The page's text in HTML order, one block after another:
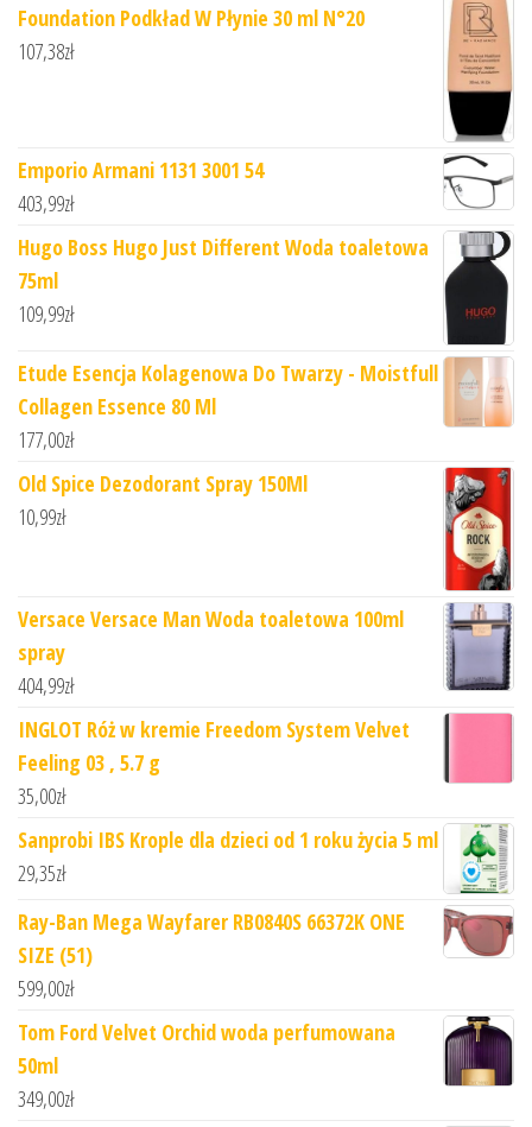
Foundation Podkład W Płynie 30 ml N°20
107,38zł
Emporio Armani 1131 3001 54
403,99zł
Hugo Boss Hugo Just Different Woda toaletowa
75ml
109,99zł
Etude Esencja Kolagenowa Do Twarzy - Moistfull
Collagen Essence 80 Ml
177,00zł
Old Spice Dezodorant Spray 150Ml
10,99zł
Versace Versace Man Woda toaletowa 100ml
spray
404,99zł
INGLOT Róż w kremie Freedom System Velvet
Feeling 03 , 5.7 g
35,00zł
Sanprobi IBS Krople dla dzieci od 1 roku życia 5 ml
29,35zł
Ray-Ban Mega Wayfarer RB0840S 66372K ONE
SIZE (51)
599,00zł
Tom Ford Velvet Orchid woda perfumowana
50ml
349,00zł